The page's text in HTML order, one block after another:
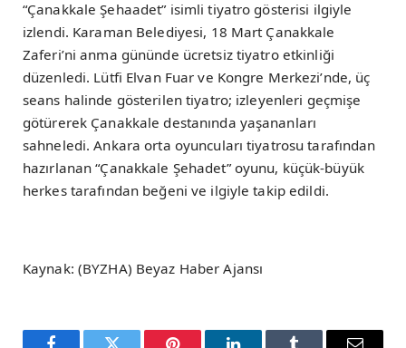
“Çanakkale Şehaadet” isimli tiyatro gösterisi ilgiyle
izlendi. Karaman Belediyesi, 18 Mart Çanakkale
Zaferi’ni anma gününde ücretsiz tiyatro etkinliği
düzenledi. Lütfi Elvan Fuar ve Kongre Merkezi’nde, üç
seans halinde gösterilen tiyatro; izleyenleri geçmişe
götürerek Çanakkale destanında yaşananları
sahneledi. Ankara orta oyuncuları tiyatrosu tarafından
hazırlanan “Çanakkale Şehadet” oyunu, küçük-büyük
herkes tarafından beğeni ve ilgiyle takip edildi.
Kaynak: (BYZHA) Beyaz Haber Ajansı